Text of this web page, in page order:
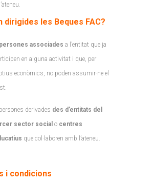
dirigides les Beques FAC?
persones associades a l’entitat que ja
en alguna activitat i que, per
econòmics, no poden assumir-ne el
derivades des d’entitats del
sector social o centres
que col·laboren amb l’ateneu.
i condicions